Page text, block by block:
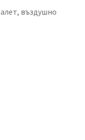
въздушно